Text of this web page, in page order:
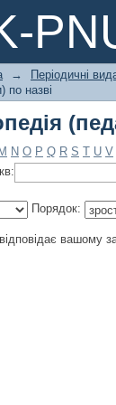
→ Періодичні
по назві
M N O P Q R S T U V
Порядок:
вашому